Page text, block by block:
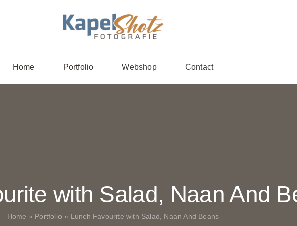
Home Portfolio Webshop Contact
with Salad, Naan And
Home » Portfolio » Lunch Favourite with Salad, Naan And Beans